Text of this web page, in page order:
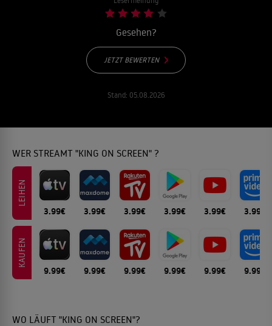
Gesehen?
JETZT BEWERTEN
Stand: 05.08.2026
WER STREAMT "KING ON SCREEN" ?
LEIHEN
3.99€ 3.99€ 3.99€ 3.99€ 3.99€ 3.99€
KAUFEN
9.99€ 9.99€ 9.99€ 9.99€ 9.99€ 9.99€
WO LÄUFT "KING ON SCREEN"?